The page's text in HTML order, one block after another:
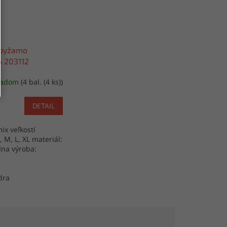
203112
(4 bal. (4 ks))
DETAIL
veľkostí
M, L, XL materiál:
výroba: